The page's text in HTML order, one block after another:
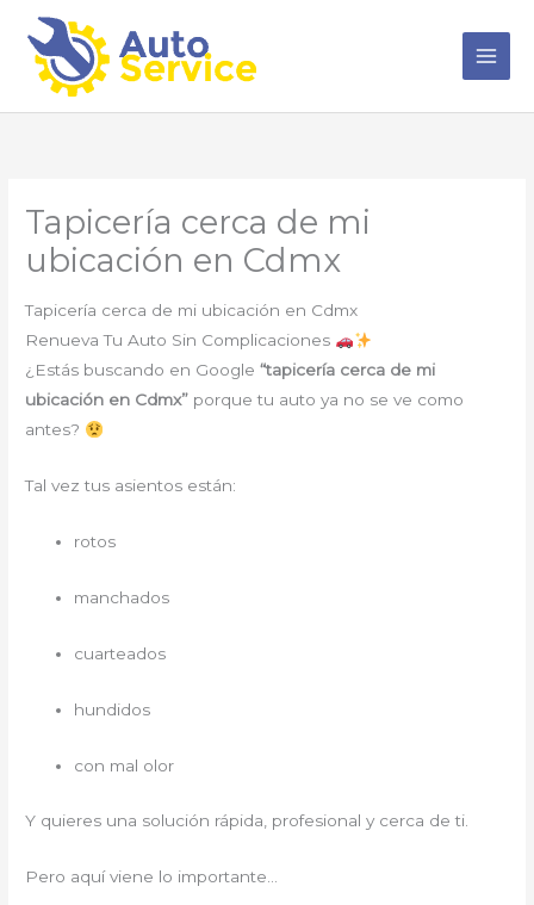
contenido
Tapicería cerca de mi
ubicación en Cdmx
Tapicería cerca de mi ubicación en Cdmx
Renueva Tu Auto Sin Complicaciones
¿Estás buscando en Google“tapicería cerca de mi
ubicación en Cdmx” porque tu auto ya no se ve como
antes?
Tal vez tus asientos están:
rotos
manchados
cuarteados
hundidos
con mal olor
Y quieres una solución rápida, profesional y cerca de ti.
Pero aquí viene lo importante…